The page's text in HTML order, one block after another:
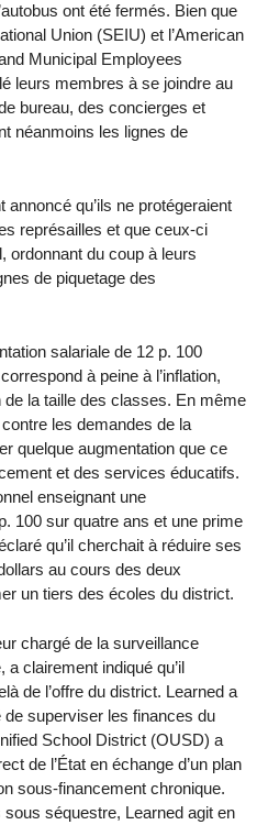
ont été fermés. Bien que
Union (SEIU) et l’American
Municipal Employees
leurs membres à se joindre au
bureau, des concierges et
néanmoins les lignes de
qu’ils ne protégeraient
représailles et que ceux-ci
ordonnant du coup à leurs
de piquetage des
salariale de 12 p. 100
à peine à l’inflation,
de la taille des classes. En même
les demandes de la
quelque augmentation que ce
et des services éducatifs.
enseignant une
100 sur quatre ans et une prime
qu’il cherchait à réduire ses
au cours des deux
un tiers des écoles du district.
chargé de la surveillance
clairement indiqué qu’il
de l’offre du district. Learned a
superviser les finances du
School District (OUSD) a
de l’État en échange d’un plan
sous-financement chronique.
sous séquestre, Learned agit en